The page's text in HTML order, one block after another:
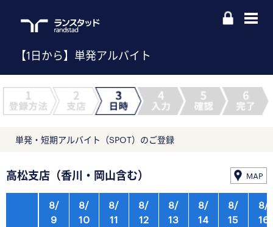
【1日から】単発アルバイト
単発・短期アルバイト（SPOT）のご登録
高松支店（香川・岡山含む） MAP
8/
9
8/
10
8/
11
8/
12
8/
13
8/
14
8/
15
8/
16